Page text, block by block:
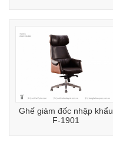
Ghế giám đốc nhập khẩu
F-1901